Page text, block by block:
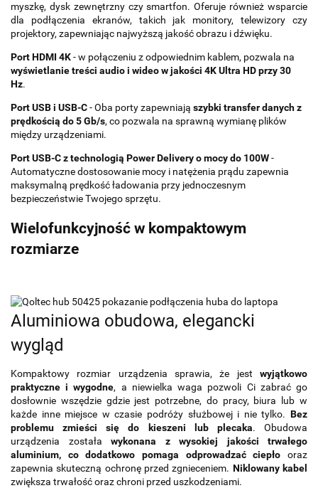
myszkę, dysk zewnętrzny czy smartfon. Oferuje również wsparcie
dla podłączenia ekranów, takich jak monitory, telewizory czy
projektory, zapewniając najwyższą jakość obrazu i dźwięku.
Port HDMI 4K- w połączeniu z odpowiednim kablem, pozwala na
wyświetlanie treści audio i wideo w jakości 4K Ultra HD przy 30
Hz.
Port USB i USB-C- Oba porty zapewniają szybki transfer danych z
prędkością do 5 Gb/s, co pozwala na sprawną wymianę plików
między urządzeniami.
Port USB-C z technologią Power Delivery o mocy do 100W-
Automatyczne dostosowanie mocy i natężenia prądu zapewnia
maksymalną prędkość ładowania przy jednoczesnym
bezpieczeństwie Twojego sprzętu.
Wielofunkcyjność w kompaktowym
rozmiarze
Aluminiowa obudowa, elegancki
wygląd
Kompaktowy rozmiar urządzenia sprawia, że jest wyjątkowo
praktyczne i wygodne, a niewielka waga pozwoli Ci zabrać go
dosłownie wszędzie gdzie jest potrzebne, do pracy, biura lub w
każde inne miejsce w czasie podróży służbowej i nie tylko. Bez
problemu zmieści się do kieszeni lub plecaka. Obudowa
urządzenia została wykonana z wysokiej jakości trwałego
aluminium, co dodatkowo pomaga odprowadzać ciepło oraz
zapewnia skuteczną ochronę przed zgnieceniem. Niklowany kabel
zwiększa trwałość oraz chroni przed uszkodzeniami.